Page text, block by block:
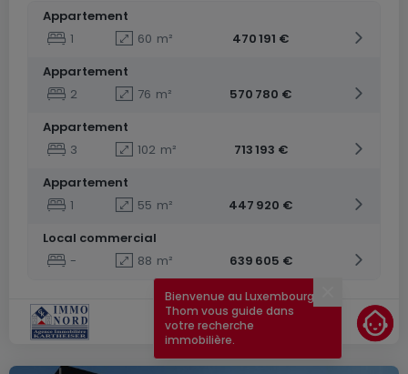
Appartement
1
60 m²
470 191 €
Appartement
2
76 m²
570 780 €
Appartement
3
102 m²
713 193 €
Appartement
1
55 m²
447 920 €
Local commercial
-
88 m² 639 605 €
Fermer
Bienvenue au Luxembourg !
Thom vous guide dans
votre recherche
immobilière.